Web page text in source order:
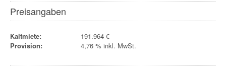
Preisangaben
Kaltmiete:
191.964 €
Provision:
4,76 % inkl. MwSt.